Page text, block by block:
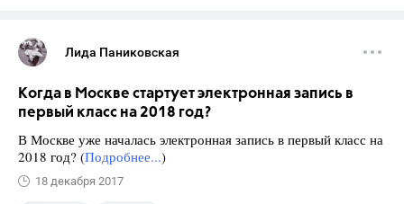
Лида Паниковская
Когда в Москве стартует электронная запись в
первый класс на 2018 год?
В Москве уже началась электронная запись в первый класс на
2018 год? (Подробнее...)
18 декабря 2017